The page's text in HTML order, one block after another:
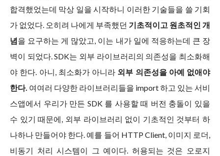
합격했었는데 막상 일을 시작하니 이러한 기술들을 쓸 기회
가 없었다. 오히려 나에게 부족했던 기초적이고 원초적인 개
념을 요구하는 게 많았고, 이는 내가 일에 적응하는데 큰 장
벽이 되었다. SDK는 외부 라이브러리의 의존성을 최소화해
야 한다. 아니, 최소화가 아니라 외부 의존성을 아예 없애야
한다. 여여러 다양한 라이브러리들을 import 하고 있는 서비
스앱에서 우리가 만든 SDK 를 사용할 때 버전 충돌이 있을
수 있기 때문에, 외부 라이브러리 없이 기초적인 것부터 하
나하나 만들어야 한다. 예를 들어 HTTP Client, 이미지 로더,
비동기 처리 시스템이 그 예이다. 허용되는 것은 오로지